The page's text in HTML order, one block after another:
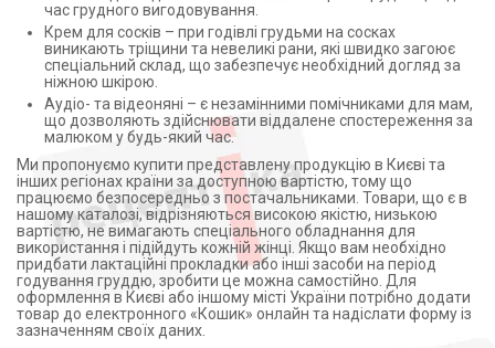
час грудного вигодовування.
Крем для сосків – при годівлі грудьми на сосках
виникають тріщини та невеликі рани, які швидко загоює
спеціальний склад, що забезпечує необхідний догляд за
ніжною шкірою.
Аудіо- та відеоняні – є незамінними помічниками для мам,
що дозволяють здійснювати віддалене спостереження за
малюком у будь-який час.
Ми пропонуємо купити представлену продукцію в Києві та
інших регіонах країни за доступною вартістю, тому що
працюємо безпосередньо з постачальниками. Товари, що є в
нашому каталозі, відрізняються високою якістю, низькою
вартістю, не вимагають спеціального обладнання для
використання і підійдуть кожній жінці. Якщо вам необхідно
придбати лактаційні прокладки або інші засоби на період
годування груддю, зробити це можна самостійно. Для
оформлення в Києві або іншому місті України потрібно додати
товар до електронного «Кошик» онлайн та надіслати форму із
зазначенням своїх даних.